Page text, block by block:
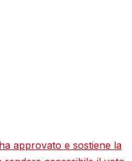
approvato e sostiene la